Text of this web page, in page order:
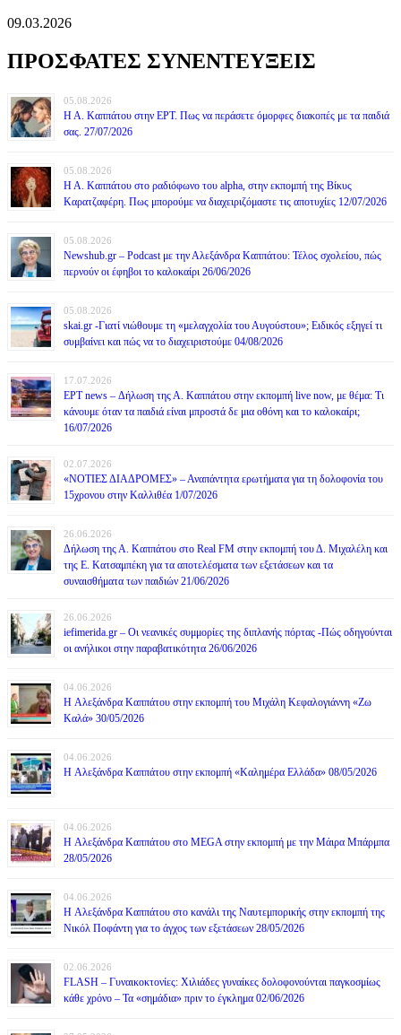
09.03.2026
ΠΡΟΣΦΑΤΕΣ ΣΥΝΕΝΤΕΥΞΕΙΣ
05.08.2026
Η Α. Καππάτου στην ΕΡΤ. Πως να περάσετε όμορφες διακοπές με τα παιδιά
σας. 27/07/2026
05.08.2026
Η Α. Καππάτου στο ραδιόφωνο του alpha, στην εκπομπή της Βίκυς
Καρατζαφέρη. Πως μπορούμε να διαχειριζόμαστε τις αποτυχίες 12/07/2026
05.08.2026
Newshub.gr – Podcast με την Αλεξάνδρα Καππάτου: Τέλος σχολείου, πώς
περνούν οι έφηβοι το καλοκαίρι 26/06/2026
05.08.2026
skai.gr -Γιατί νιώθουμε τη «μελαγχολία του Αυγούστου»; Ειδικός εξηγεί τι
συμβαίνει και πώς να το διαχειριστούμε 04/08/2026
17.07.2026
ΕΡΤ news – Δήλωση της Α. Καππάτου στην εκπομπή live now, με θέμα: Τι
κάνουμε όταν τα παιδιά είναι μπροστά δε μια οθόνη και το καλοκαίρι;
16/07/2026
02.07.2026
«ΝΟΤΙΕΣ ΔΙΑΔΡΟΜΕΣ» – Αναπάντητα ερωτήματα για τη δολοφονία του
15χρονου στην Καλλιθέα 1/07/2026
26.06.2026
Δήλωση της Α. Καππάτου στο Real FM στην εκπομπή του Δ. Μιχαλέλη και
της Ε. Κατσαμπέκη για τα αποτελέσματα των εξετάσεων και τα
συναισθήματα των παιδιών 21/06/2026
26.06.2026
iefimerida.gr – Οι νεανικές συμμορίες της διπλανής πόρτας -Πώς οδηγούνται
οι ανήλικοι στην παραβατικότητα 26/06/2026
04.06.2026
H Αλεξάνδρα Καππάτου στην εκπομπή του Μιχάλη Κεφαλογιάννη «Ζω
Καλά» 30/05/2026
04.06.2026
H Αλεξάνδρα Καππάτου στην εκπομπή «Καλημέρα Ελλάδα» 08/05/2026
04.06.2026
H Αλεξάνδρα Καππάτου στο MEGA στην εκπομπή με την Μάιρα Mπάρμπα
28/05/2026
04.06.2026
H Αλεξάνδρα Καππάτου στο κανάλι της Ναυτεμπορικής στην εκπομπή της
Νικόλ Ποφάντη για το άγχος των εξετάσεων 28/05/2026
02.06.2026
FLASH – Γυναικοκτονίες: Χιλιάδες γυναίκες δολοφονούνται παγκοσμίως
κάθε χρόνο – Τα «σημάδια» πριν το έγκλημα 02/06/2026